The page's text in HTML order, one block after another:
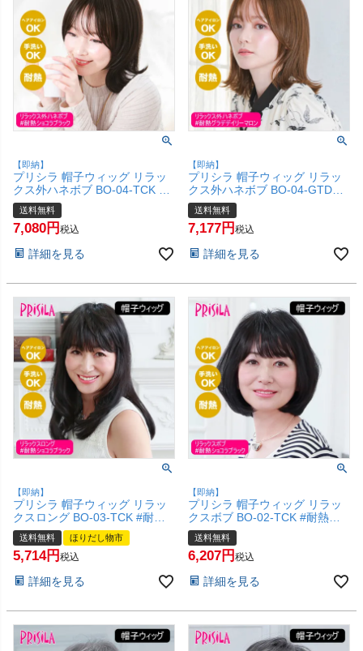
【即納】
プリシラ 帽子ウィッグ リラッ
クス外ハネボブ BO-04-TCK #
耐熱ショコラブラック Mサイズ
(約54～60cm)【医療用 フルウ
ィッグ ミディアム ボブ かつら
お手軽 初心者向け 女性 金属不
料無料】(6057662)
送料無料
7,080 税込
詳細を見る
【即納】
プリシラ 帽子ウィッグ リラッ
クス外ハネボブ BO-04-GTDM
#耐熱グラデデイリーマロン M
サイズ(約54～60cm)【医療用
フルウィッグ ミディアム ボブ
顔 簡単 お手軽 初心者向け 女性
配便送料無料】(6057661)
送料無料
7,177 税込
詳細を見る
【即納】
プリシラ 帽子ウィッグ リラッ
クスロング BO-03-TCK #耐熱
ショコラブラック Mサイズ(約
54～60cm) 【医療用 フルウィ
ッグ かつら 和装 かわいい 可愛
金属不使用 締め付けない 】
送料無料 ほりだし物市
5,714 税込
詳細を見る
【即納】
プリシラ 帽子ウィッグ リラッ
クスボブ BO-02-TCK #耐熱シ
ョコラブラック Mサイズ(約54
～60cm)【医療用 フルウィッグ
丸みのあるシンプルなボブ かつ
簡単 お手軽 初心者向け 金属不
送料無料】(6057659)
送料無料
6,207 税込
詳細を見る